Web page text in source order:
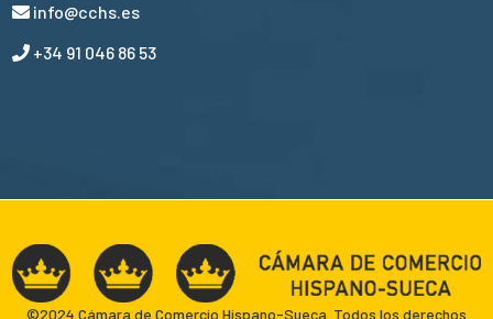
info@cchs.es
+34 91 046 86 53
©2024 Cámara de Comercio Hispano-Sueca. Todos los derechos